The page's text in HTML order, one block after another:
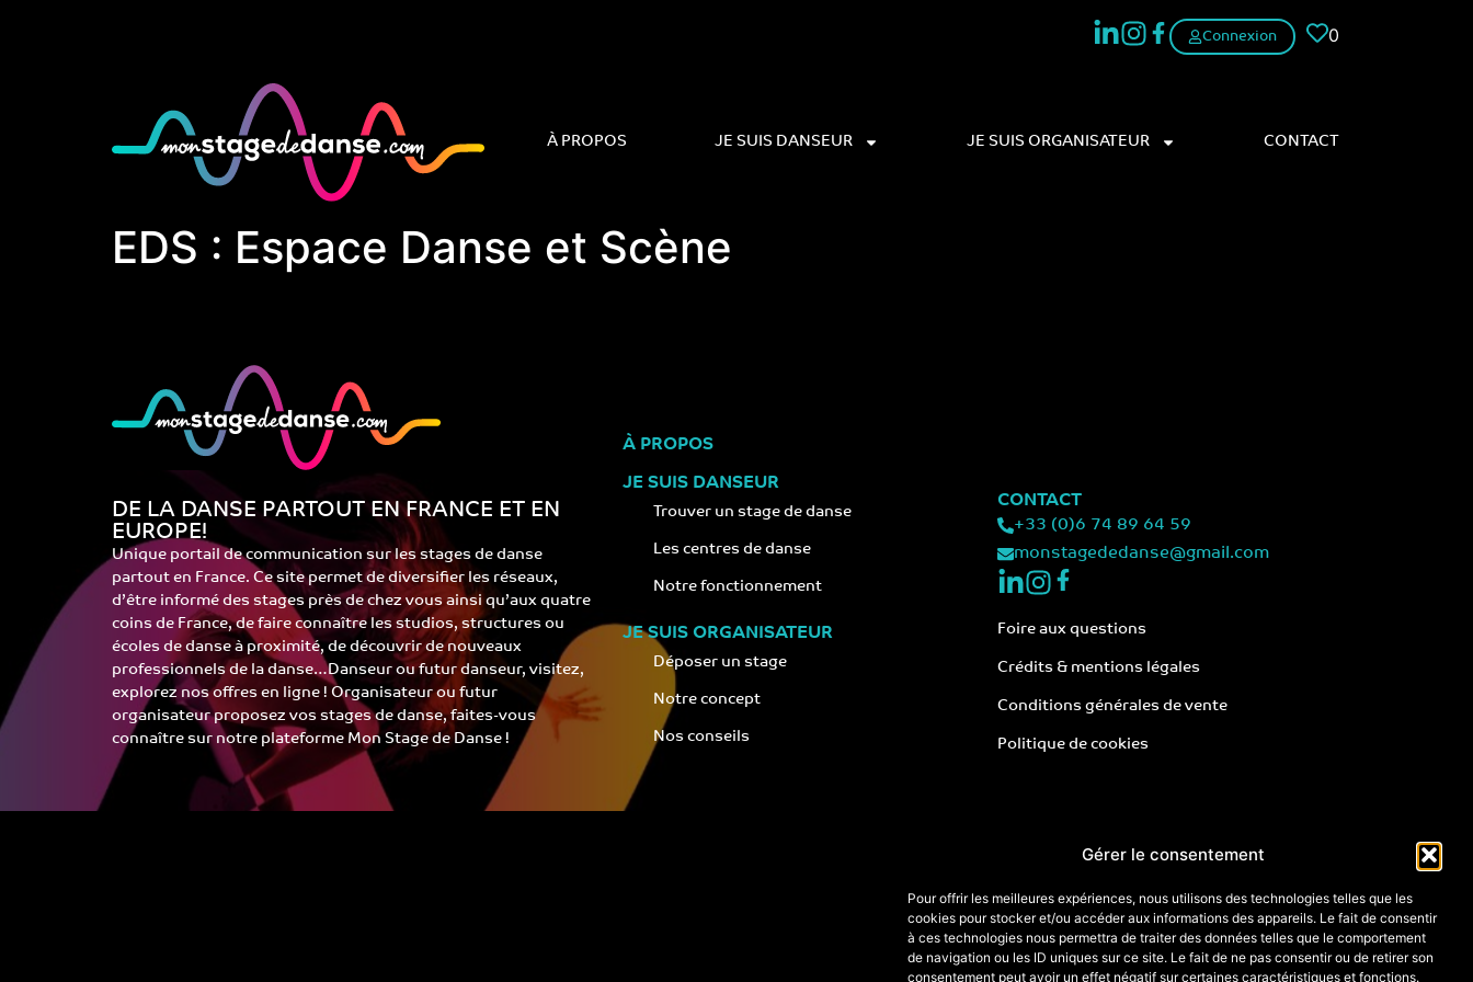
Gérer le consentement
Pour offrir les meilleures expériences, nous utilisons des technologies telles que les
cookies pour stocker et/ou accéder aux informations des appareils. Le fait de consentir
à ces technologies nous permettra de traiter des données telles que le comportement
de navigation ou les ID uniques sur ce site. Le fait de ne pas consentir ou de retirer son
consentement peut avoir un effet négatif sur certaines caractéristiques et fonctions.
Connexion 0
À PROPOS JE SUIS DANSEUR JE SUIS ORGANISATEUR CONTACT
EDS : Espace Danse et Scène
DE LA DANSE PARTOUT EN FRANCE ET EN
EUROPE!
Unique portail de communication sur les stages de danse
partout en France. Ce site permet de diversifier les réseaux,
d’être informé des stages près de chez vous ainsi qu’aux quatre
coins de France, de faire connaître les studios, structures ou
écoles de danse à proximité, de découvrir de nouveaux
professionnels de la danse…Danseur ou futur danseur, visitez,
explorez nos offres en ligne ! Organisateur ou futur
organisateur proposez vos stages de danse, faites-vous
connaître sur notre plateforme Mon Stage de Danse !
À PROPOS
JE SUIS DANSEUR
Trouver un stage de danse
Les centres de danse
Notre fonctionnement
JE SUIS ORGANISATEUR
Déposer un stage
Notre concept
Nos conseils
CONTACT
+33 (0)6 74 89 64 59
monstagededanse@gmail.com
Foire aux questions
Crédits & mentions légales
Conditions générales de vente
Politique de cookies